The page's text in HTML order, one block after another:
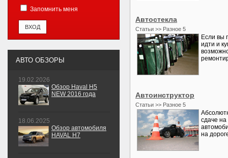
Автостекла
Статьи >> Разное 5
Если вы
идти и
Автоинструктор
Статьи >> Разное 5
сдаче на
на
Запомнить меня
АВТО ОБЗОРЫ
19.02.2026
Обзор Haval H5
NEW 2016 года
18.06.2025
Обзор автомобиля
HAVAL H7